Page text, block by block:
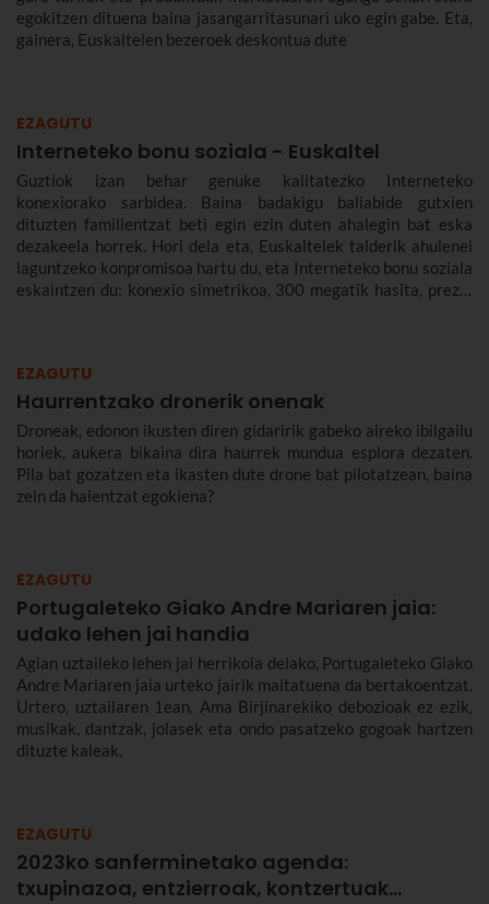
egokitzen dituena baina jasangarritasunari uko egin gabe. Eta,
gainera, Euskaltelen bezeroek deskontua dute
EZAGUTU
Interneteko bonu soziala - Euskaltel
Guztiok izan behar genuke kalitatezko Interneteko
konexiorako sarbidea. Baina badakigu baliabide gutxien
dituzten familientzat beti egin ezin duten ahalegin bat eska
dezakeela horrek. Hori dela eta, Euskaltelek talderik ahulenei
laguntzeko konpromisoa hartu du, eta Interneteko bonu soziala
eskaintzen du: konexio simetrikoa, 300 megatik hasita, prezio
EZAGUTU
Haurrentzako dronerik onenak
Droneak, edonon ikusten diren gidaririk gabeko aireko ibilgailu
horiek, aukera bikaina dira haurrek mundua esplora dezaten.
Pila bat gozatzen eta ikasten dute drone bat pilotatzean, baina
zein da haientzat egokiena?
EZAGUTU
Portugaleteko Giako Andre Mariaren jaia:
udako lehen jai handia
Agian uztaileko lehen jai herrikoia delako, Portugaleteko Giako
Andre Mariaren jaia urteko jairik maitatuena da bertakoentzat.
Urtero, uztailaren 1ean, Ama Birjinarekiko debozioak ez ezik,
musikak, dantzak, jolasek eta ondo pasatzeko gogoak hartzen
dituzte kaleak.
EZAGUTU
2023ko sanferminetako agenda:
txupinazoa, entzierroak, kontzertuak…